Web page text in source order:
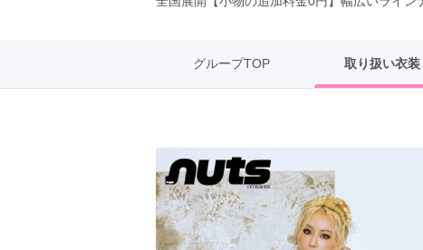
岐阜県(85)
三重県(76)
長野県
新潟県(65)
大阪府(307)
京都府(134)
滋賀県(55)
和歌山県(36)
グループTOP 取り扱い衣装